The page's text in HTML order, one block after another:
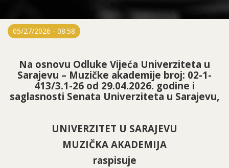
05/27/2026 - 08:58
Na osnovu Odluke Vijeća Univerziteta u
Sarajevu – Muzičke akademije broj: 02-1-
413/3.1-26 od 29.04.2026. godine i
saglasnosti Senata Univerziteta u Sarajevu,
UNIVERZITET U SARAJEVU
MUZIČKA AKADEMIJA
raspisuje